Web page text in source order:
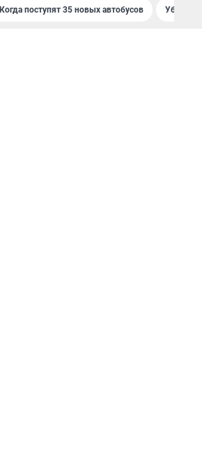
Когда поступят 35 новых автобусов Убийца